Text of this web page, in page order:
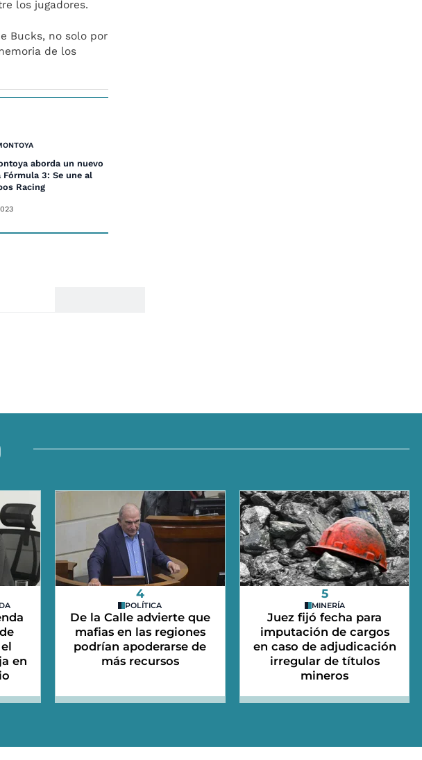
los jugadores.
Bucks, no solo por
de los
aborda un nuevo
3: Se une al
Racing
en
4
POLÍTICA
De la Calle advierte que
mafias en las regiones
podrían apoderarse de
más recursos
5
MINERÍA
Juez fijó fecha para
imputación de cargos
en caso de adjudicación
irregular de títulos
mineros